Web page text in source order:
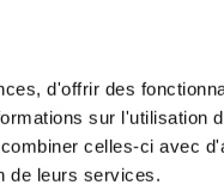
d'offrir des
sur l'utilisation
celles-ci avec
de leurs services.